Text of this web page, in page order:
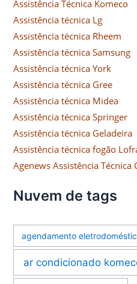
Assistência Técnica Komeco
Assistência técnica Lg
Assistência técnica Rheem
Assistência técnica Samsung
Assistência técnica York
Assistência técnica Gree
Assistência técnica Midea
Assistência técnica Springer
Assistência técnica Geladeira
Assistência técnica fogão
Agenews Assistência Técnica
Nuvem de tags
agendamento
ar condicionado